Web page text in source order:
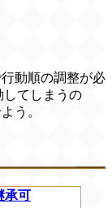
動順の調整が必
してしまうの
う。
承可